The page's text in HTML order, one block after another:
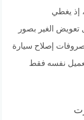
إذ يغطي
تعويض الغير بصور
إصلاح سيارة
نفسه فقط